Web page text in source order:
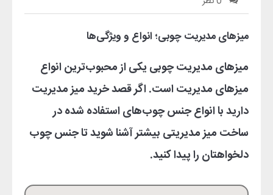
میزهای مدیریت چوبی؛ انواع و ویژگی‌ها
میزهای مدیریت چوبی یکی از محبوبترین انواع
میزهای مدیریت است. اگر قصد خرید میز مدیریت
دارید با انواع جنس چوبهای استفاده شده در
ساخت میز مدیریتی بیشتر آشنا شوید تا جنس چوب
دلخواهتان را پیدا کنید.